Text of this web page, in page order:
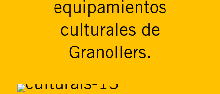
equipamientos
culturales de
Granollers.